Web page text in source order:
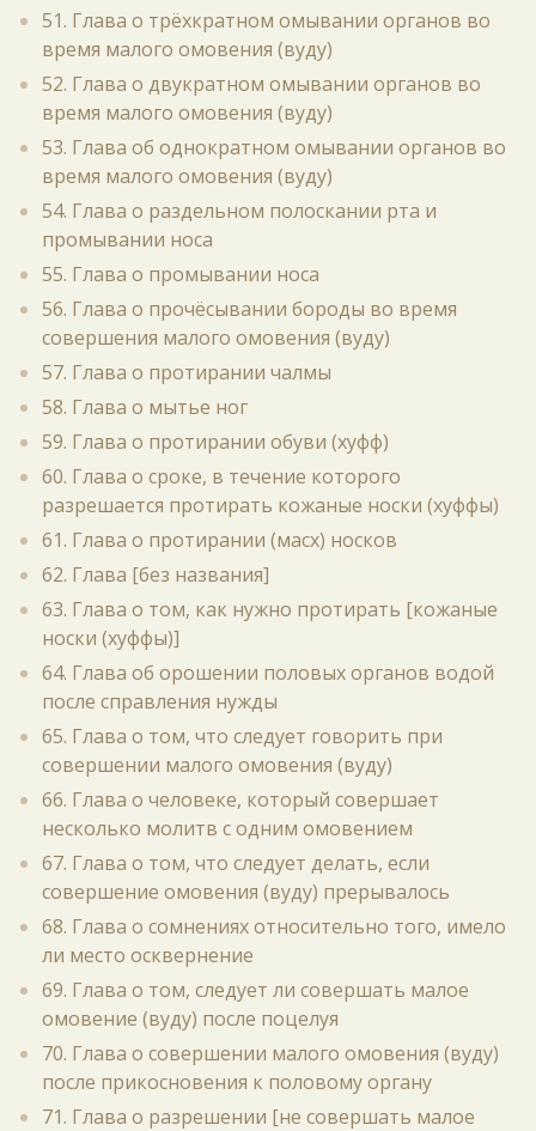
51. Глава о трёхкратном омывании органов во
время малого омовения (вуду)
52. Глава о двукратном омывании органов во
время малого омовения (вуду)
53. Глава об однократном омывании органов во
время малого омовения (вуду)
54. Глава о раздельном полоскании рта и
промывании носа
55. Глава о промывании носа
56. Глава о прочёсывании бороды во время
совершения малого омовения (вуду)
57. Глава о протирании чалмы
58. Глава о мытье ног
59. Глава о протирании обуви (хуфф)
60. Глава о сроке, в течение которого
разрешается протирать кожаные носки (хуффы)
61. Глава о протирании (масх) носков
62. Глава [без названия]
63. Глава о том, как нужно протирать [кожаные
носки (хуффы)]
64. Глава об орошении половых органов водой
после справления нужды
65. Глава о том, что следует говорить при
совершении малого омовения (вуду)
66. Глава о человеке, который совершает
несколько молитв с одним омовением
67. Глава о том, что следует делать, если
совершение омовения (вуду) прерывалось
68. Глава о сомнениях относительно того, имело
ли место осквернение
69. Глава о том, следует ли совершать малое
омовение (вуду) после поцелуя
70. Глава о совершении малого омовения (вуду)
после прикосновения к половому органу
71. Глава о разрешении [не совершать малое